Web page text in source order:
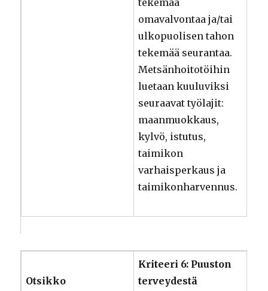
tekemää
omavalvontaa ja/tai
ulkopuolisen tahon
tekemää seurantaa.
Metsänhoitotöihin
luetaan kuuluviksi
seuraavat työlajit:
maanmuokkaus,
kylvö, istutus,
taimikon
varhaisperkaus ja
taimikonharvennus.
Otsikko
Kriteeri 6: Puuston
terveydestä